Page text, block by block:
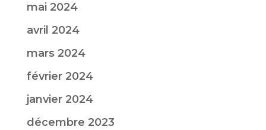
mai 2024
avril 2024
mars 2024
février 2024
janvier 2024
décembre 2023